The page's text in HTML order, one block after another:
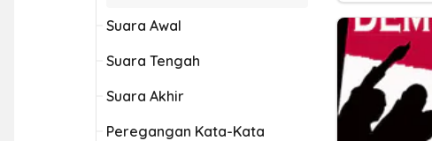
Suara Awal
Suara Tengah
Suara Akhir
Peregangan Kata-Kata